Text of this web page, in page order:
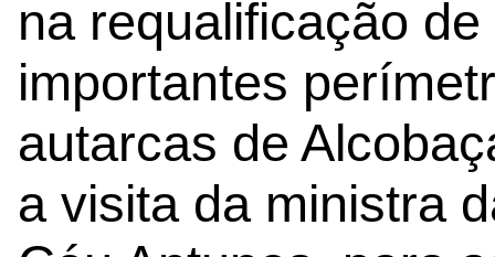
na requalificação
importantes
autarcas de
a visita da ministra